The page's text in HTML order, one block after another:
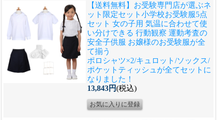
【送料無料】お受験専門店が選ぶネ
ット限定セット 小学校お受験服5点
セット 女の子用 気温に合わせて使
い分けできる 行動観察 運動考査の
安全子供服 お嬢様のお受験服が全
て揃う
ポロシャツ×2/キュロット/ソックス/
ポケットティッシュが全てセットに
なりました！
13,843円(税込)